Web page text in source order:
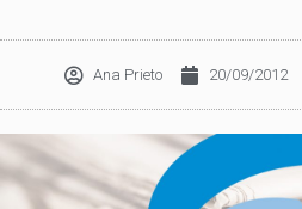
Ana Prieto 20/09/2012